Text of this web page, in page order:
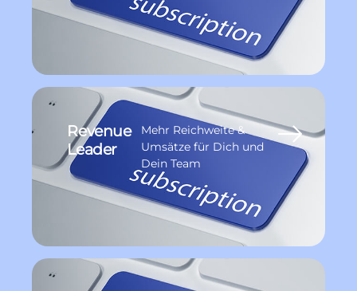
Revenue
Leader
Mehr Reichweite &
Umsätze für Dich und
Dein Team